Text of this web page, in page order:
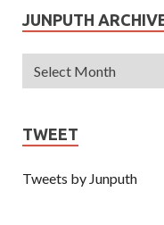
JUNPUTH
TWEET
Tweets by Junputh